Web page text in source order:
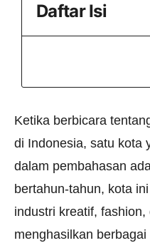
Daftar Isi
Ketika berbicara
di Indonesia, satu kota
dalam pembahasan
bertahun-tahun, kota
industri kreatif,
menghasilkan